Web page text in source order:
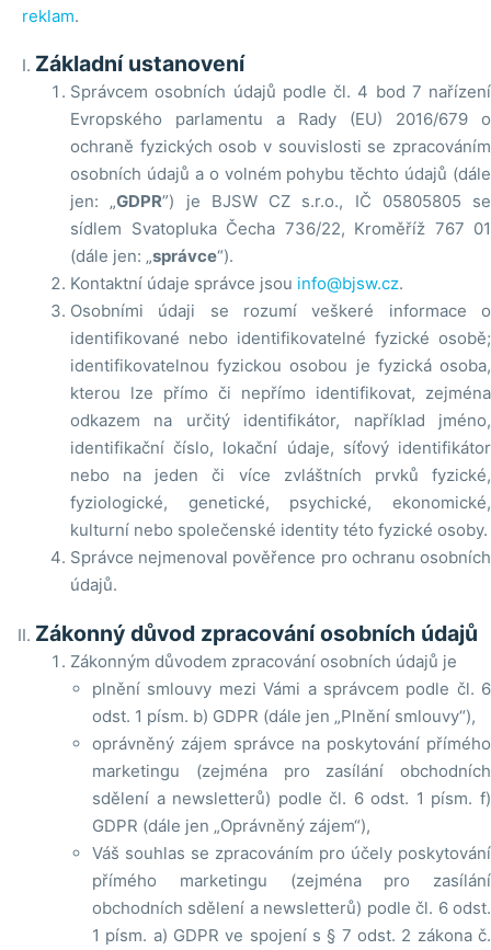
reklam.
Základní ustanovení
Správcem osobních údajů podle čl. 4 bod 7 nařízení
Evropského parlamentu a Rady (EU) 2016/679 o
ochraně fyzických osob v souvislosti se zpracováním
osobních údajů a o volném pohybu těchto údajů (dále
jen: „GDPR”) je BJSW CZ s.r.o., IČ 05805805 se
sídlem Svatopluka Čecha 736/22, Kroměříž 767 01
(dále jen: „správce“).
Kontaktní údaje správce jsou info@bjsw.cz.
Osobními údaji se rozumí veškeré informace o
identifikované nebo identifikovatelné fyzické osobě;
identifikovatelnou fyzickou osobou je fyzická osoba,
kterou lze přímo či nepřímo identifikovat, zejména
odkazem na určitý identifikátor, například jméno,
identifikační číslo, lokační údaje, síťový identifikátor
nebo na jeden či více zvláštních prvků fyzické,
fyziologické, genetické, psychické, ekonomické,
kulturní nebo společenské identity této fyzické osoby.
Správce nejmenoval pověřence pro ochranu osobních
údajů.
Zákonný důvod zpracování osobních údajů
Zákonným důvodem zpracování osobních údajů je
plnění smlouvy mezi Vámi a správcem podle čl. 6
odst. 1 písm. b) GDPR (dále jen „Plnění smlouvy“),
oprávněný zájem správce na poskytování přímého
marketingu (zejména pro zasílání obchodních
sdělení a newsletterů) podle čl. 6 odst. 1 písm. f)
GDPR (dále jen „Oprávněný zájem“),
Váš souhlas se zpracováním pro účely poskytování
přímého marketingu (zejména pro zasílání
obchodních sdělení a newsletterů) podle čl. 6 odst.
1 písm. a) GDPR ve spojení s § 7 odst. 2 zákona č.